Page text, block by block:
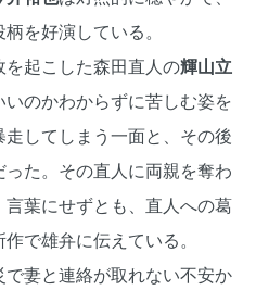
を好演している。
起こした森田直人の輝山立
のかわからずに苦しむ姿を
してしまう一面と、その後
た。その直人に両親を奪わ
言葉にせずとも、直人への葛
で雄弁に伝えている。
で妻と連絡が取れない不安か